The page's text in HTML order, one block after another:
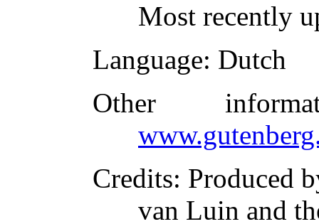
Most recently
Language: Dutch
Other
Credits: Produced
van Luin and